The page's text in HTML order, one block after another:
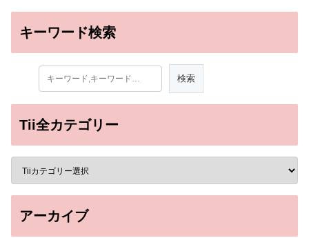
キーワード検索
Tii全カテゴリー
アーカイブ